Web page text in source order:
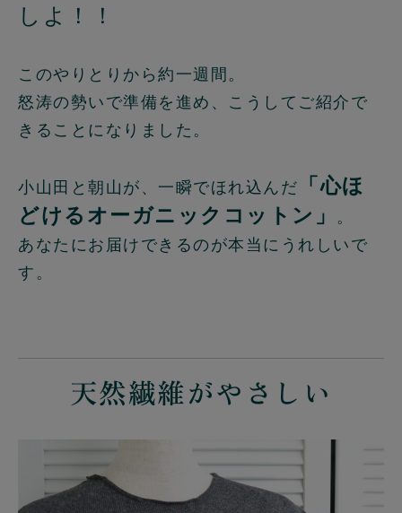
しよ！！
このやりとりから約一週間。
怒涛の勢いで準備を進め、こうしてご紹介で
きることになりました。
小山田と朝山が、一瞬でほれ込んだ
「心ほ
どけるオーガニックコットン」
。
あなたにお届けできるのが本当にうれしいで
す。
天然繊維がやさしい